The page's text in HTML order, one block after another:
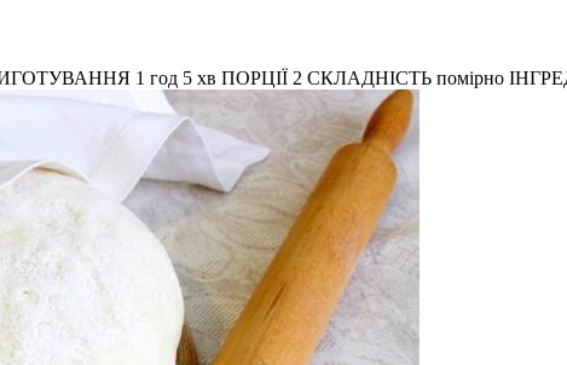
1 год 5 хв ПОРЦІЇ 2 СКЛАДНІСТЬ помірно